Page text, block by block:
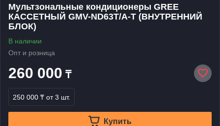
Мультзональные кондиционеры GREE
КАССЕТНЫЙ GMV-ND63T/A-T (ВНУТРЕННИЙ
БЛОК)
В наличии
Опт и розница
260 000 ₸
250 000 ₸ от 3 шт.
Купить